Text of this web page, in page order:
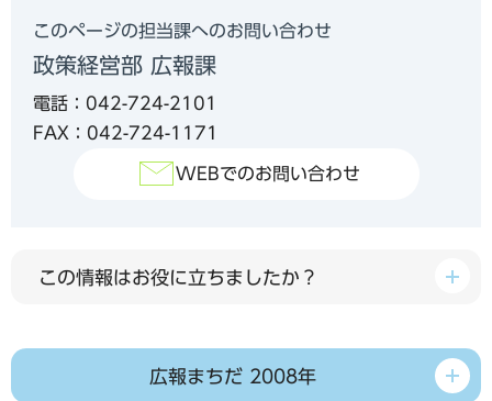
このページの担当課へのお問い合わせ
政策経営部 広報課
電話：042-724-2101
FAX：042-724-1171
WEBでのお問い合わせ
この情報はお役に立ちましたか？
広報まちだ 2008年